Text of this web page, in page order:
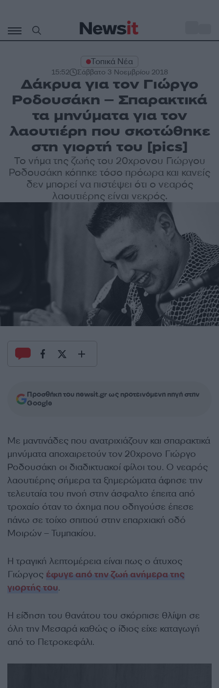
περιεχόμενο
Τοπικά Νέα
15:52 Σάββατο 3 Νοεμβρίου 2018
Δάκρυα για τον Γιώργο
Ροδουσάκη – Σπαρακτικά
τα μηνύματα για τον
λαουτιέρη που σκοτώθηκε
στη γιορτή του [pics]
Το νήμα της ζωής του 20χρονου Γιώργου
Ροδουσάκη κόπηκε τόσο πρόωρα και κανείς
δεν μπορεί να πιστέψει ότι ο νεαρός
λαουτιέρης είναι νεκρός.
Προσθήκη του newsit.gr ως προτεινόμενη πηγή στην
Google
Με μαντινάδες που ανατριχιάζουν και σπαρακτικά
μηνύματα αποχαιρετούν τον 20χρονο Γιώργο
Ροδουσάκη οι διαδικτυακοί φίλοι του. Ο νεαρός
λαουτιέρης σήμερα τα ξημερώματα άφησε την
τελευταία του πνοή στην άσφαλτο έπειτα από
τροχαίο όταν το όχημα που οδηγούσε έπεσε
πάνω σε τοίχο σπιτιού στην επαρχιακή οδό
Μοιρών – Τυμπακίου.
Η τραγική λεπτομέρεια είναι πως ο άτυχος
Γιώργος έφυγε από την ζωή ανήμερα της
γιορτής του.
Η είδηση του θανάτου του σκόρπισε θλίψη σε
όλη την Μεσαρά καθώς ο ίδιος είχε καταγωγή
από το Πετροκεφάλι.